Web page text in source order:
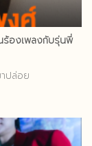
องเพลงกับรุ่นพี่
ปล่อย